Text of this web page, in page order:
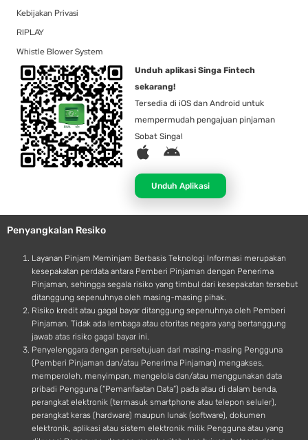
Kebijakan Privasi
RIPLAY
Whistle Blower System
Unduh aplikasi Singa Fintech
sekarang!
Tersedia di iOS dan Android untuk
mempermudah pengajuan pinjaman
Sobat Singa!
A
p
l
e
A
d
r
o
d
Unduh Aplikasi
Penyangkalan Resiko
Layanan Pinjam Meminjam Berbasis Teknologi Informasi merupakan
kesepakatan perdata antara Pemberi Pinjaman dengan Penerima
Pinjaman, sehingga segala risiko yang timbul dari kesepakatan tersebut
ditanggung sepenuhnya oleh masing-masing pihak.
Risiko kredit atau gagal bayar ditanggung sepenuhnya oleh Pemberi
Pinjaman. Tidak ada lembaga atau otoritas negara yang bertanggung
jawab atas risiko gagal bayar ini.
Penyelenggara dengan persetujuan dari masing-masing Pengguna
(Pemberi Pinjaman dan/atau Penerima Pinjaman) mengakses,
memperoleh, menyimpan, mengelola dan/atau menggunakan data
pribadi Pengguna (“Pemanfaatan Data”) pada atau di dalam benda,
perangkat elektronik (termasuk smartphone atau telepon seluler),
perangkat keras (hardware) maupun lunak (software), dokumen
elektronik, aplikasi atau sistem elektronik milik Pengguna atau yang